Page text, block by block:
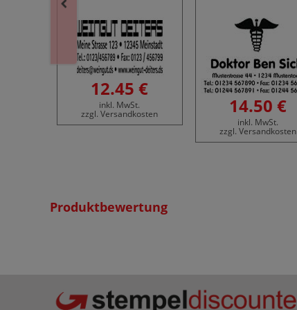
12.45 €
inkl. MwSt.
zzgl. Versandkosten 14.50 €
inkl. MwSt.
zzgl. Versandkosten
Produktbewertung